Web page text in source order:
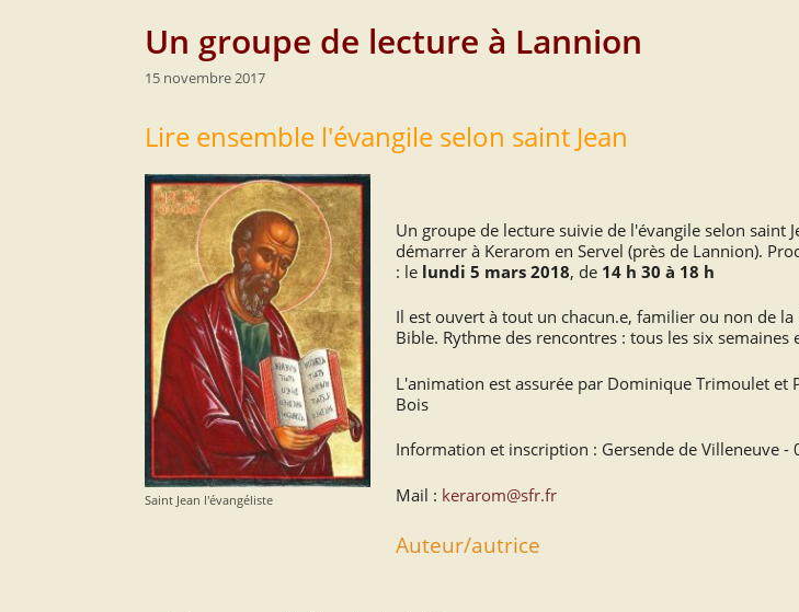
Un groupe de lecture à Lannion
15 novembre 2017
Lire ensemble l'évangile selon saint Jean
Saint Jean l'évangéliste
Un groupe de lecture suivie de l'évangile selon saint
démarrer à Kerarom en Servel (près de Lannion).
: le lundi 5 mars 2018, de 14 h 30 à 18 h
Il est ouvert à tout un chacun.e, familier ou non de la
Bible. Rythme des rencontres : tous les six semaines
L'animation est assurée par Dominique Trimoulet et
Bois
Information et inscription : Gersende de Villeneuve -
Mail : kerarom@sfr.fr
Auteur/autrice